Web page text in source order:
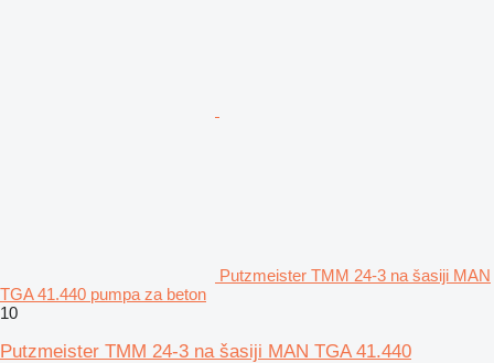
Putzmeister TMM 24-3 na šasiji MAN
TGA 41.440 pumpa za beton
10
Putzmeister TMM 24-3 na šasiji MAN TGA 41.440